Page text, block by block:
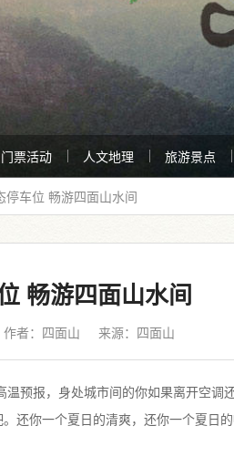
门票活动 人文地理 旅游景点
停车位 畅游四面山水间
畅游四面山水间
作者：四面山 来源： 四面山
温预报，身处城市间的你如果离开空调
。还你一个夏日的清爽，还你一个夏日